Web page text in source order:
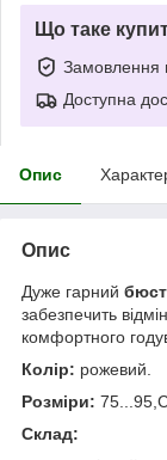
Що таке
Замовлення
Доступна
Опис
Опис
Дуже гарний
забезпечить
комфортного
Колір: рожевий.
Розміри:
Склад: